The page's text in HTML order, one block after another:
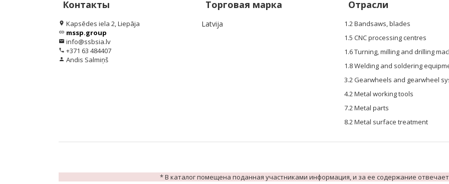
Контакты
location_on Kapsēdes iela 2, Liepāja
link mssp.group
email info@ssbsia.lv
phone +371 63 484407
person Andis Salmiņš
Торговая марка
Latvija
Отрасли
1.2 Bandsaws, blades
1.5 CNC processing centres
1.6 Turning, milling and drilling
1.8 Welding and soldering
3.2 Gearwheels and gearwheel
4.2 Metal working tools
7.2 Metal parts
8.2 Metal surface treatment
* В каталог помещена поданная участниками информация, и за ее содержание